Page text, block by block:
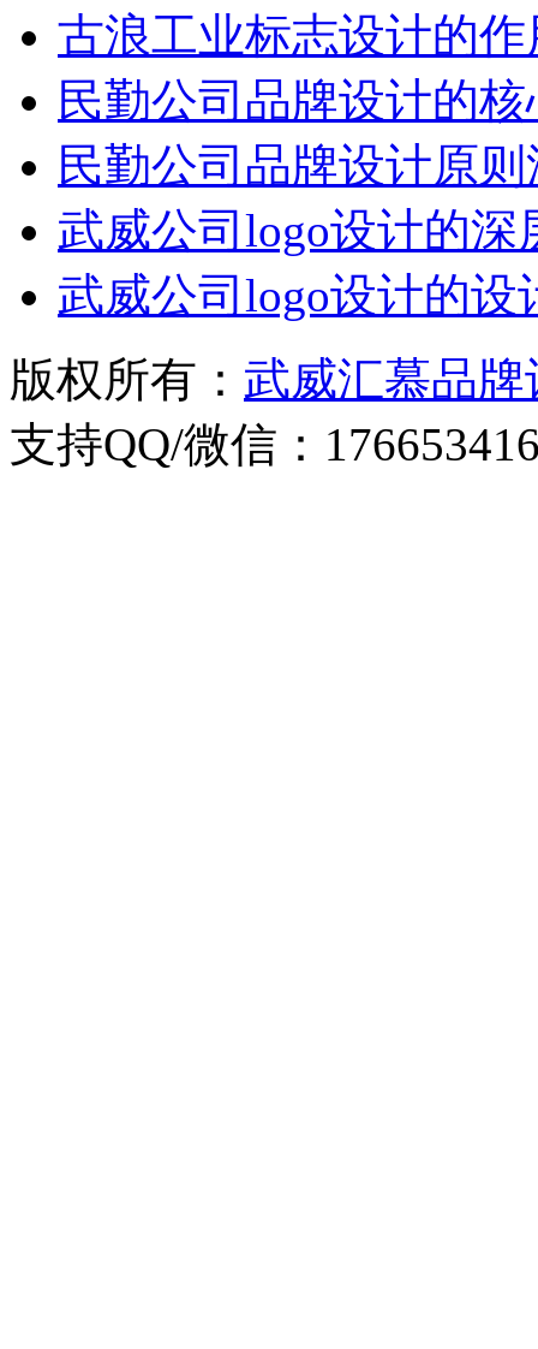
古浪工业标志设计的
民勤公司品牌设计的
民勤公司品牌设计原
武威公司logo设计的深
武威公司logo设计的设
版权所有： 武威汇慕品
支持QQ/微信：